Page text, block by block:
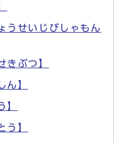
うせいじびしゃもん
きぶつ】
ん】
】
う】